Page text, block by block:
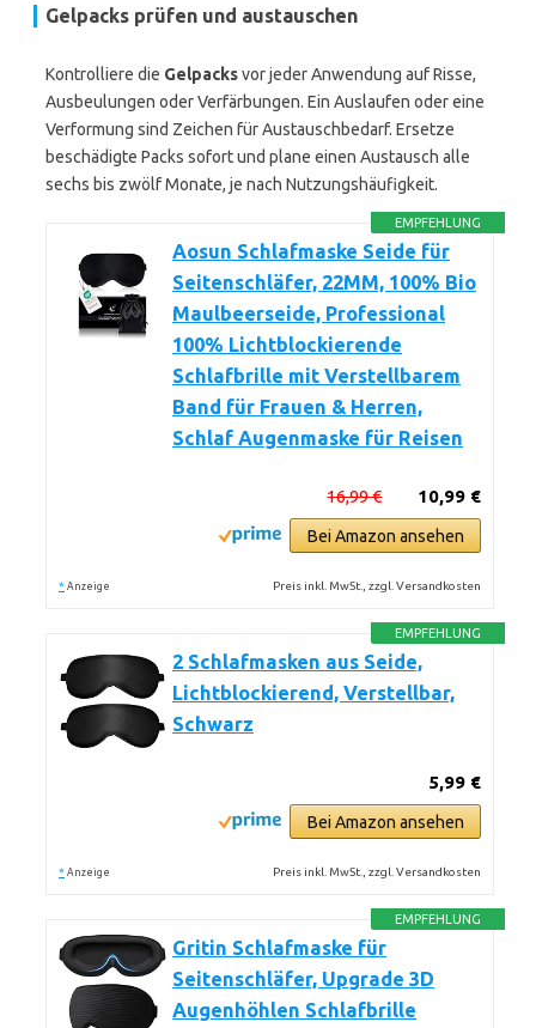
Gelpacks prüfen und austauschen
Kontrolliere die Gelpacksvor jeder Anwendung auf Risse,
Ausbeulungen oder Verfärbungen. Ein Auslaufen oder eine
Verformung sind Zeichen für Austauschbedarf. Ersetze
beschädigte Packs sofort und plane einen Austausch alle
sechs bis zwölf Monate, je nach Nutzungshäufigkeit.
EMPFEHLUNG
Aosun Schlafmaske Seide für
Seitenschläfer, 22MM, 100% Bio
Maulbeerseide, Professional
100% Lichtblockierende
Schlafbrille mit Verstellbarem
Band für Frauen & Herren,
Schlaf Augenmaske für Reisen
10,99 €
16,99 €
Bei Amazon ansehen
* Anzeige Preis inkl. MwSt., zzgl. Versandkosten
EMPFEHLUNG
2 Schlafmasken aus Seide,
Lichtblockierend, Verstellbar,
Schwarz
5,99 €
Bei Amazon ansehen
* Anzeige Preis inkl. MwSt., zzgl. Versandkosten
EMPFEHLUNG
Gritin Schlafmaske für
Seitenschläfer, Upgrade 3D
Augenhöhlen Schlafbrille